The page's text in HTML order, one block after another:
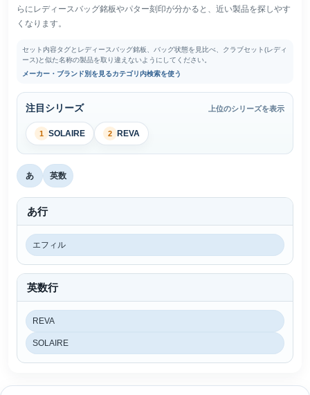
らにレディースバッグ銘板やパター刻印が分かると、近い製品を探しやす
くなります。
セット内容タグとレディースバッグ銘板、バッグ状態を見比べ、クラブセット(レディ
ース)と似た名称の製品を取り違えないようにしてください。
メーカー・ブランド別を見るカテゴリ内検索を使う
注目シリーズ 上位のシリーズを表示
1 SOLAIRE 2 REVA
あ 英数
あ行
エフィル
英数行
REVA
SOLAIRE